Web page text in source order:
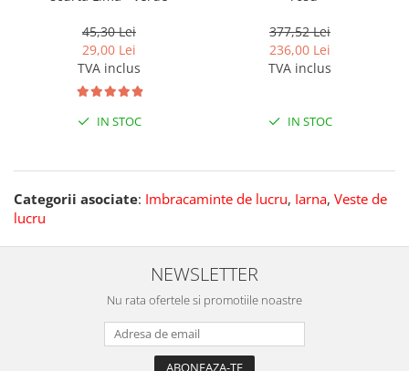
45,30 Lei
29,00 Lei
TVA inclus
IN STOC
377,52 Lei
236,00 Lei
TVA inclus
IN STOC
Categorii asociate: Imbracaminte de lucru, Iarna, Veste de
lucru
NEWSLETTER
Nu rata ofertele si promotiile noastre